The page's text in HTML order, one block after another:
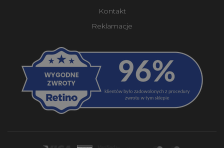
Kontakt
Reklamacje